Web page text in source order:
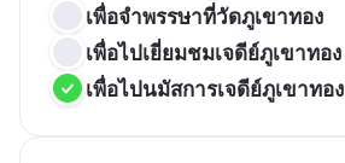
เพื่อจำพรรษาที่วัดภูเขาทอง
เพื่อไปเยี่ยมชมเจดีย์ภูเขาทอง
เพื่อไปนมัสการเจดีย์ภูเขาทอง